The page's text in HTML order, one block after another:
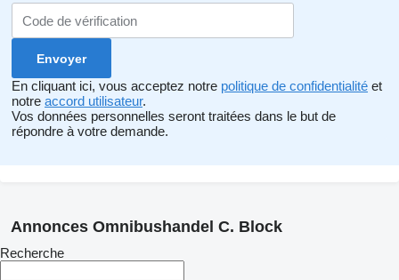
En cliquant ici, vous acceptez notre politique de confidentialité et
notre accord utilisateur.
Vos données personnelles seront traitées dans le but de
répondre à votre demande.
Annonces Omnibushandel C. Block
Recherche